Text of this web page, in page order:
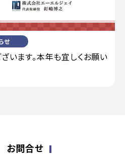
せ
います。本年も宜しくお願い
お問合せ